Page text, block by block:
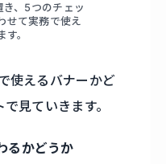
、5つのチェッ
せて実務で使え
す。
使えるバナーかど
見ていきます。
るかどうか